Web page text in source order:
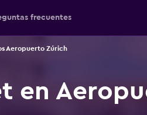
frecuentes
Aeropuerto Zúrich
en